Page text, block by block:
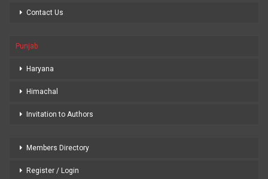
Contact Us
Punjab
Haryana
Himachal
Invitation to Authors
Members Directory
Register / Login